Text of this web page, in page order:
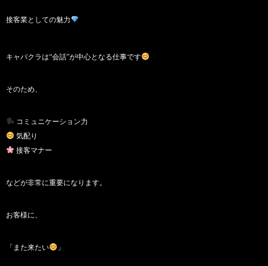
接客業としての魅力
キャバクラは“会話”が中心となる仕事です
そのため、
コミュニケーション力
気配り
接客マナー
などが非常に重要になります。
お客様に、
「また来たい 」